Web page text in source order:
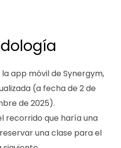
app móvil de Synergym,
(a fecha de 2 de
de 2025).
recorrido que haría una
una clase para el